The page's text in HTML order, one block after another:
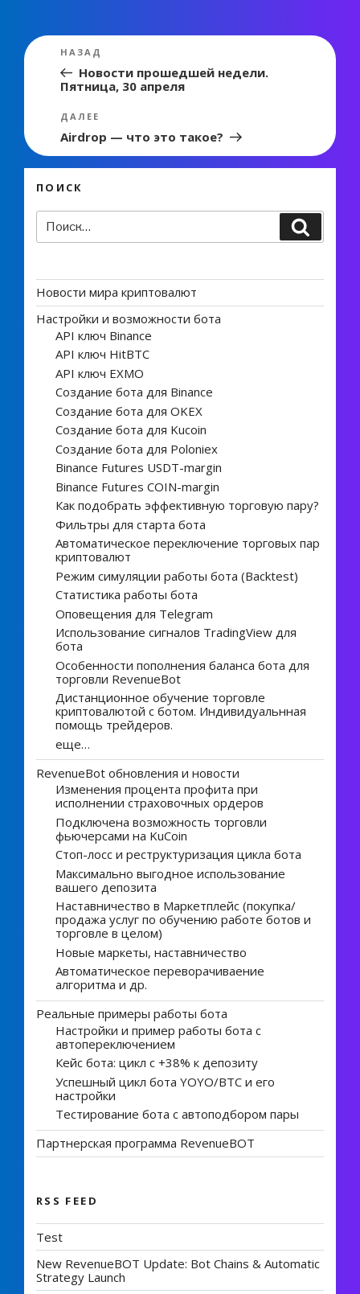
Навигация
записям
Предыдущая
запись:
НАЗАД
Новости прошедшей недели.
Пятница, 30 апреля
Следующая
запись
ДАЛЕЕ
Airdrop — что это такое?
ПОИСК
Искать:
Новости мира криптовалют
Настройки и возможности бота
API ключ Binance
API ключ HitBTC
API ключ EXMO
Создание бота для Binance
Создание бота для OKEX
Создание бота для Kucoin
Создание бота для Poloniex
Binance Futures USDT-margin
Binance Futures COIN-margin
Как подобрать эффективную торговую пару?
Фильтры для старта бота
Автоматическое переключение торговых пар
криптовалют
Режим симуляции работы бота (Backtest)
Статистика работы бота
Оповещения для Telegram
Использование сигналов TradingView для
бота
Особенности пополнения баланса бота для
торговли RevenueBot
Дистанционное обучение торговле
криптовалютой с ботом. Индивидуальнная
помощь трейдеров.
еще…
RevenueBot обновления и новости
Изменения процента профита при
исполнении страховочных ордеров
Подключена возможность торговли
фьючерсами на KuCoin
Стоп-лосс и реструктуризация цикла бота
Максимально выгодное использование
вашего депозита
Наставничество в Маркетплейс (покупка/
продажа услуг по обучению работе ботов и
торговле в целом)
Новые маркеты, наставничество
Автоматическое переворачиваение
алгоритма и др.
Реальные примеры работы бота
Настройки и пример работы бота с
автопереключением
Кейс бота: цикл с +38% к депозиту
Успешный цикл бота YOYO/BTC и его
настройки
Тестирование бота с автоподбором пары
Партнерская программа RevenueBOT
RSS FEED
Test
New RevenueBOT Update: Bot Chains & Automatic
Strategy Launch